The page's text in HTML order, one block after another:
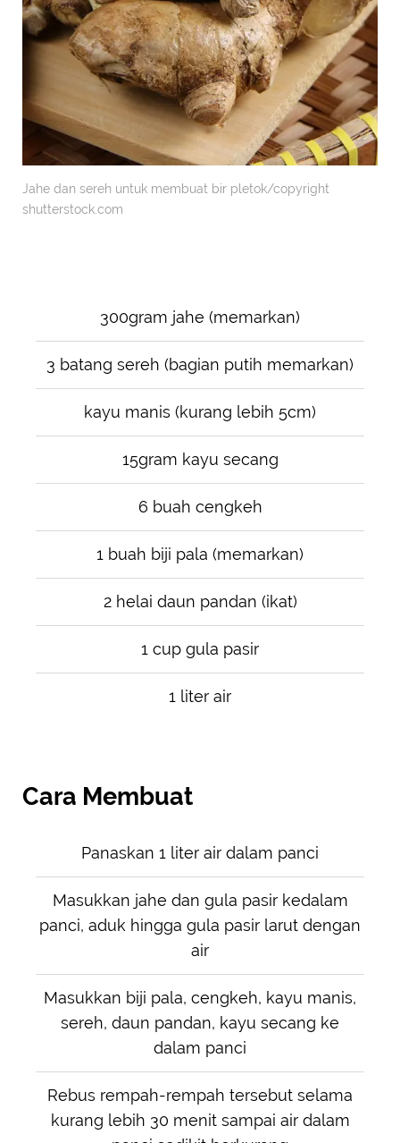
Jahe dan sereh untuk membuat bir pletok/copyright
shutterstock.com
300gram jahe (memarkan)
3 batang sereh (bagian putih memarkan)
kayu manis (kurang lebih 5cm)
15gram kayu secang
6 buah cengkeh
1 buah biji pala (memarkan)
2 helai daun pandan (ikat)
1 cup gula pasir
1 liter air
Cara Membuat
Panaskan 1 liter air dalam panci
Masukkan jahe dan gula pasir kedalam
panci, aduk hingga gula pasir larut dengan
air
Masukkan biji pala, cengkeh, kayu manis,
sereh, daun pandan, kayu secang ke
dalam panci
Rebus rempah-rempah tersebut selama
kurang lebih 30 menit sampai air dalam